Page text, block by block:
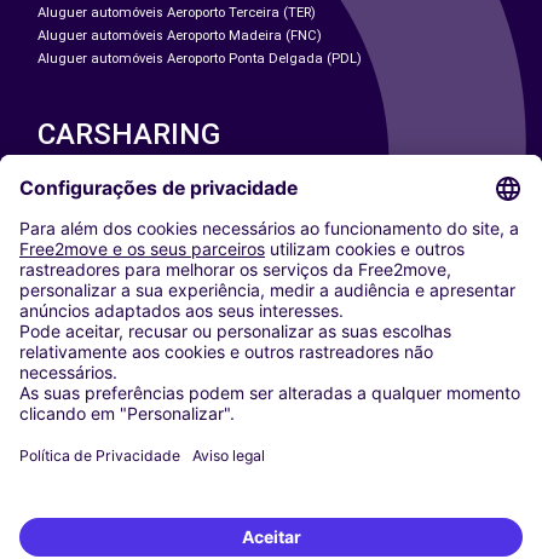
Aluguer automóveis Aeroporto Terceira (TER)
Aluguer automóveis Aeroporto Madeira (FNC)
Aluguer automóveis Aeroporto Ponta Delgada (PDL)
CARSHARING
NOSSAS CIDADES
Washington DC
Milan
Rome
Turin
Vienna
Berlin
Cologne
Dusseldorf
Frankfurt
Munich